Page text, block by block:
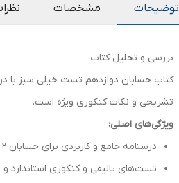
توضیحات مشخصات
بررسی و تحلیل کتاب
کتاب حسابان دوازدهم تست خیلی سبز با
تشریحی و نکات کنکوری ویژه است.
ویژگی‌های اصلی:
درسنامه جامع و کاربردی برای حسابان ۲ پایه دوازدهم
تست‌های تالیفی و کنکوری